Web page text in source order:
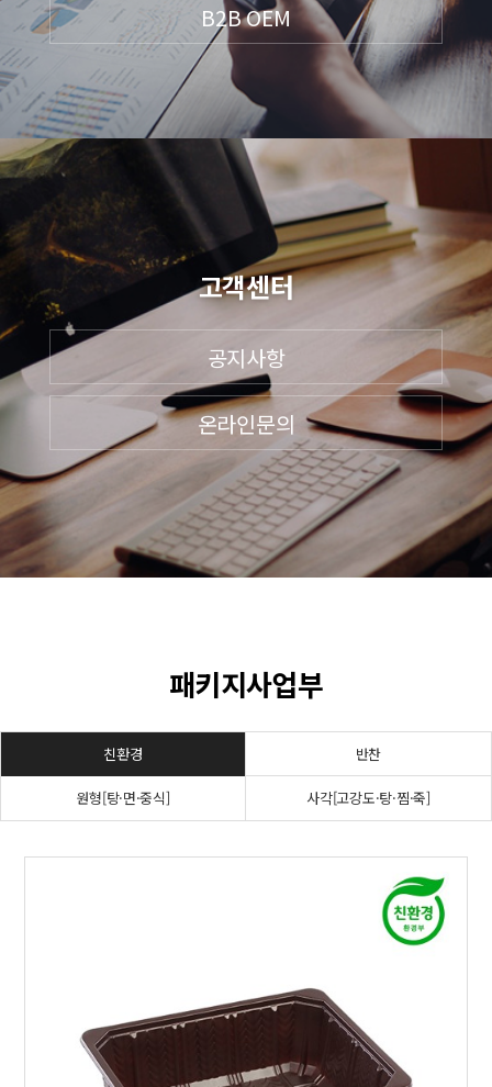
B2B OEM
고객센터
공지사항
온라인문의
패키지사업부
친환경 반찬
원형[탕·면·중식] 사각[고강도·탕·찜·죽]